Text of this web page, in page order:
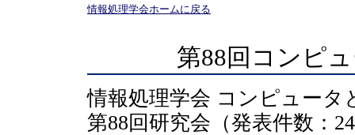
情報処理学会ホームに戻る
第88回コンピ
情報処理学会 コンピュータ
第88回研究会（発表件数：